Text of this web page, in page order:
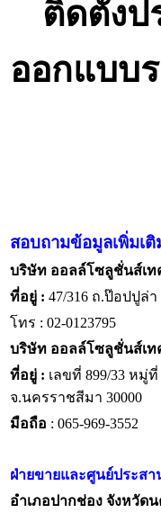
ติดตั้งป
ออกแบบ
สอบถามข้อมูลเพิ่มเติ
บริษัท ออลล์โซลูชั่นส์เ
ที่อยู่ : 47/316 ถ.ป๊อปปูล่
โทร : 02-0123795
บริษัท ออลล์โซลูชั่นส์เท
ที่อยู่ : เลขที่ 899/33 หมู่
จ.นครราชสีมา 30000
มือถือ : 065-969-3552
ฝ่ายขายและศูนย์ประสา
อำเภอปากช่อง จังหวัด